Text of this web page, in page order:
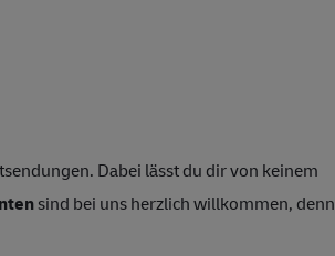
Dabei lässt du dir von keinem
sind bei uns herzlich willkommen, denn